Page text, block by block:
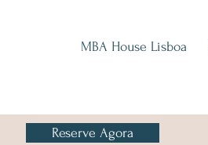
MBA House Lisboa
Reserve Agora